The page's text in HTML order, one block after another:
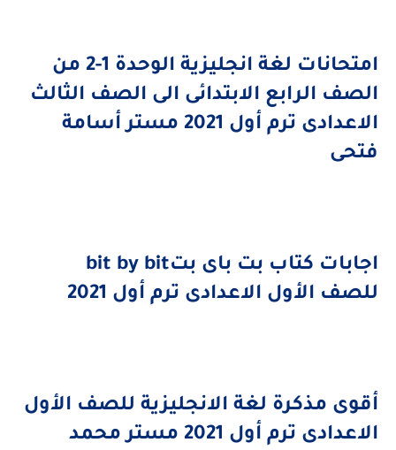
امتحانات لغة انجليزية الوحدة 1-2 من
الصف الرابع الابتدائى الى الصف الثالث
الاعدادى ترم أول 2021 مستر أسامة
فتحى
اجابات كتاب بت باى بتbit by bit
للصف الأول الاعدادى ترم أول 2021
أقوى مذكرة لغة الانجليزية للصف الأول
الاعدادى ترم أول 2021 مستر محمد